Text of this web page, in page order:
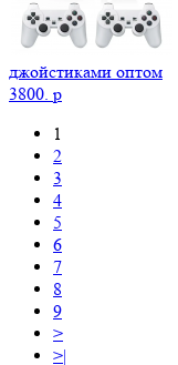
джойстиками оптом
3800. p
1
2
3
4
5
6
7
8
9
>
>|